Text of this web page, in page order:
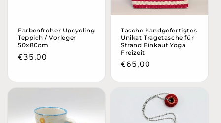
Farbenfroher Upcycling
Teppich / Vorleger
50x80cm
Normaler
€35,00
Tasche handgefertigtes
Unikat Tragetasche für
Strand Einkauf Yoga
Freizeit
Normaler
€65,00